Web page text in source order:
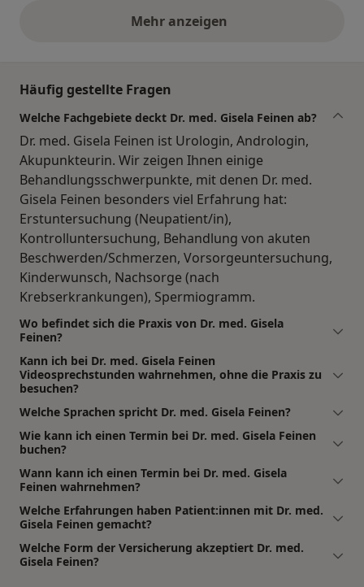
Mehr anzeigenobige Stellungnahmen
Häufig gestellte Fragen
Welche Fachgebiete deckt Dr. med. Gisela Feinen ab?
Dr. med. Gisela Feinen ist Urologin, Andrologin,
Akupunkteurin. Wir zeigen Ihnen einige
Behandlungsschwerpunkte, mit denen Dr. med.
Gisela Feinen besonders viel Erfahrung hat:
Erstuntersuchung (Neupatient/in),
Kontrolluntersuchung, Behandlung von akuten
Beschwerden/Schmerzen, Vorsorgeuntersuchung,
Kinderwunsch, Nachsorge (nach
Krebserkrankungen), Spermiogramm.
Wo befindet sich die Praxis von Dr. med. Gisela
Feinen?
Kann ich bei Dr. med. Gisela Feinen
Videosprechstunden wahrnehmen, ohne die Praxis zu
besuchen?
Welche Sprachen spricht Dr. med. Gisela Feinen?
Wie kann ich einen Termin bei Dr. med. Gisela Feinen
buchen?
Wann kann ich einen Termin bei Dr. med. Gisela
Feinen wahrnehmen?
Welche Erfahrungen haben Patient:innen mit Dr. med.
Gisela Feinen gemacht?
Welche Form der Versicherung akzeptiert Dr. med.
Gisela Feinen?